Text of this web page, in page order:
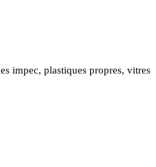
impec, plastiques propres, vitres